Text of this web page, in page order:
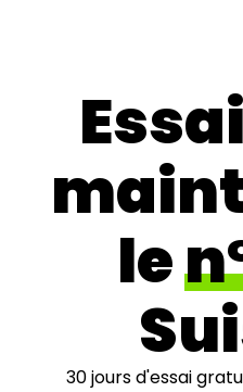
le
30 jours d'essai